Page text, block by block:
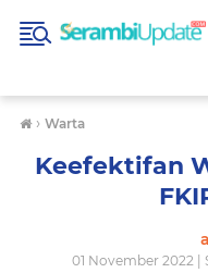
› Warta
Keefektifan
01 November 2022 |